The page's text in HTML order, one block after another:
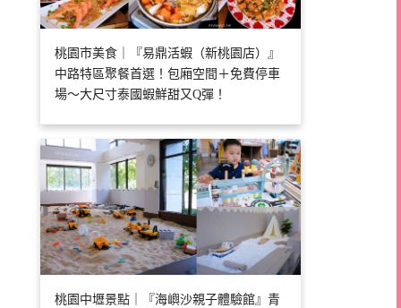
桃園市美食｜『易鼎活蝦（新桃園店）』
中路特區聚餐首選！包廂空間＋免費停車
場～大尺寸泰國蝦鮮甜又Q彈！
桃園中壢景點｜『海嶼沙親子體驗館』青